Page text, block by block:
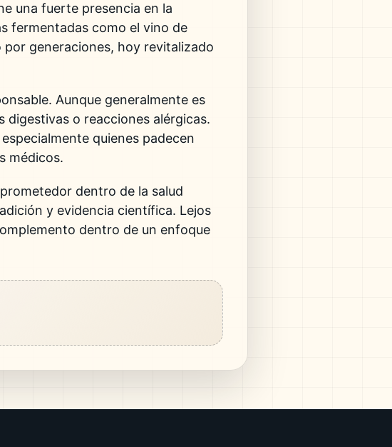
una fuerte presencia en la
fermentadas como el vino de
generaciones, hoy revitalizado
Aunque generalmente es
digestivas o reacciones alérgicas.
quienes padecen
médicos.
dentro de la salud
y evidencia científica. Lejos
dentro de un enfoque